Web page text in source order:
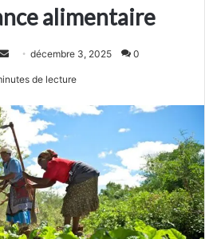
alimentaire
Envoyerdécembre 3, 2025 0
de lecture